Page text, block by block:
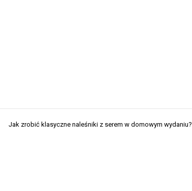
Jak zrobić klasyczne naleśniki z serem w domowym wydaniu?